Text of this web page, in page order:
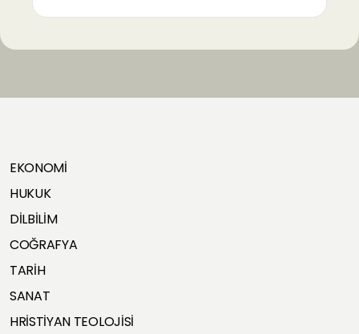
EKONOMİ
HUKUK
DİLBİLİM
COĞRAFYA
TARİH
SANAT
HRİSTİYAN TEOLOJİSİ